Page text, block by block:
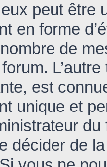
eux peut
en forme
de
est
unique et
décider de